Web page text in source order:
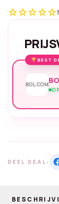
starstarstarstarstar
BEST
BOL.COM
DEEL DEAL: